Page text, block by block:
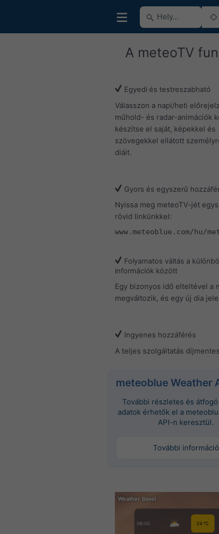
A meteoTV
Egyedi és testreszabható
Válasszon a napi/heti
műhold- és radar-animációk
készítse el saját, képekkel és
szövegekkel ellátott
diáit.
Gyors és egyszerű
Nyissa meg meteoTV-jét
rövid linkünkkel:
www.meteoblue.com/hu/
Folyamatos váltás a
információk között
Egy bizonyos idő elteltével a
megváltozik, és egy új dia
Ingyenes hozzáférés
A teljes szolgáltatás
meteoblue Weather
További részletes és
adatok érhetők el a
API-n keresztül.
További információ